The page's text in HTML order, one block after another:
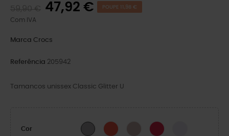
47,92 € POUPE 11,98 €
Com IVA
Marca Crocs
Referência 205942
Tamancos unissex Classic Glitter U
Cor Silver GlitterCherry RedQuartz GlitterDigital Raspberry GL